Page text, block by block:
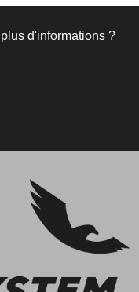
d'informations ?